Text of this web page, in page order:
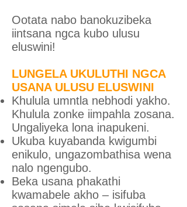
Ootata nabo banokuzibeka
iintsana ngca kubo ulusu
eluswini!
LUNGELA UKULUTHI NGCA
USANA ULUSU ELUSWINI
Khulula umntla nebhodi yakho.
Khulula zonke iimpahla zosana.
Ungaliyeka lona inapukeni.
Ukuba kuyabanda kwigumbi
enikulo, ungazombathisa wena
nalo ngengubo.
Beka usana phakathi
kwamabele akho – isifuba